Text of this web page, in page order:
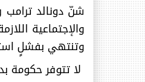
شنّ دونالد ترامب
والإجتماعية
وتنتهي بفشلٍ
لا تتوفر حكومة